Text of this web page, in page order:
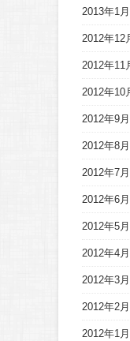
2013年1月
2012年12
2012年11
2012年10
2012年9月
2012年8月
2012年7月
2012年6月
2012年5月
2012年4月
2012年3月
2012年2月
2012年1月